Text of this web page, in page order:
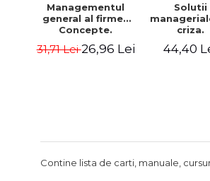
Managementul
general al firmei.
Concepte.
Modele
31,71 Lei26,96 Lei
Solutii
criza.
44,40
Contine lista de carti, manuale,